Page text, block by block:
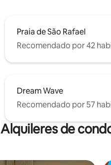
Praia de São Rafael
Recomendado por 42
Dream Wave
Recomendado por 57
Alquileres de